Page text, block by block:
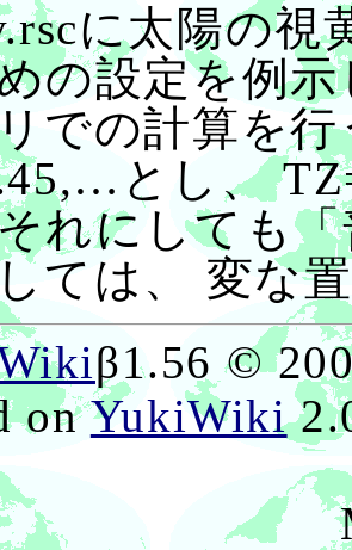
に太陽の
の設定を例
での計算を
とし、
れにしても
ては、 変な
β1.56 ©
onYukiWiki